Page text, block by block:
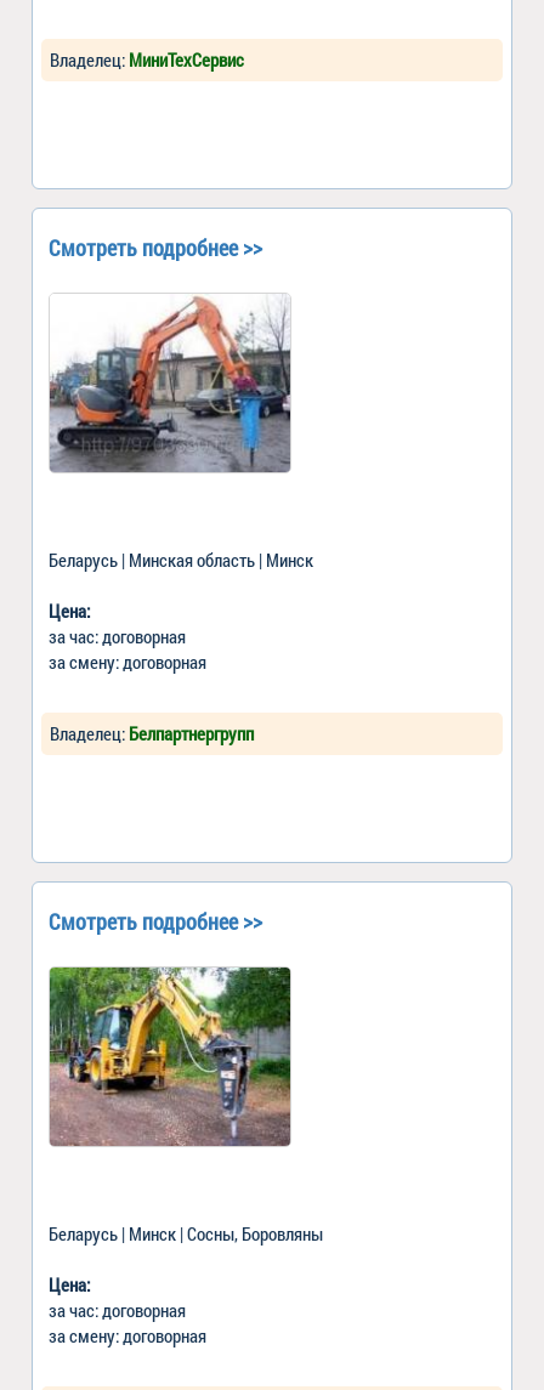
Владелец: МиниТехСервис
Смотреть подробнее >>
Беларусь | Минская область | Минск
Цена:
за час: договорная
за смену: договорная
Владелец: Белпартнергрупп
Смотреть подробнее >>
Беларусь | Минск | Сосны, Боровляны
Цена:
за час: договорная
за смену: договорная